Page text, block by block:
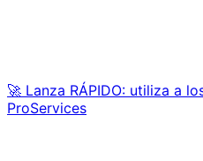
🚀 Lanza RÁPIDO: utiliza a
ProServices